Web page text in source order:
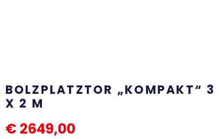
BOLZPLATZTOR „KOMPAKT“ 3
X 2 M
€ 2649,00